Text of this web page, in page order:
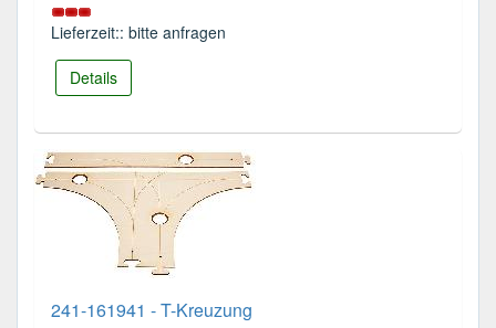
Lieferzeit:: bitte anfragen
Details
241-161941 - T-Kreuzung